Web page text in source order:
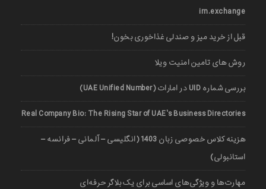
irn.exchange
قبل از خرید میز و صندلی غذاخوری بخون!
روش های تامین امنیت ویلا
بررسی شماره UID در امارات (UAE Unified Number)
Real Company Bio: The Rising Star of UAE’s Business Directories
هزینه کلاس خصوصی زبان 1403 (انگلیسی – آلمانی – فرانسه –
استانبولی)
مهارت‌ها و ویژگی‌های اساسی برای یک بلاگر حرفه‌ای